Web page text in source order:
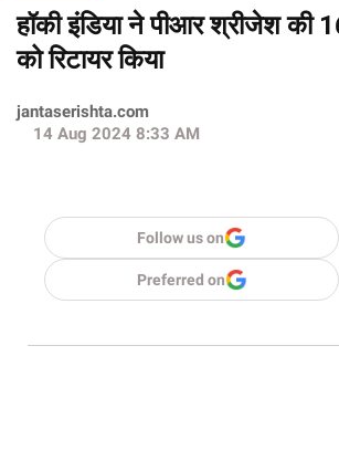
हॉकी इंडिया ने पीआर श्रीजेश की
को रिटायर किया
jantaserishta.com
14 Aug 2024 8:33 AM
Follow us on
Preferred on